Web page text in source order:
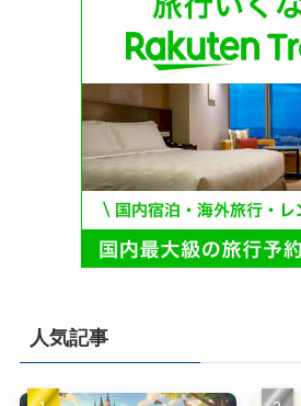
人気記事